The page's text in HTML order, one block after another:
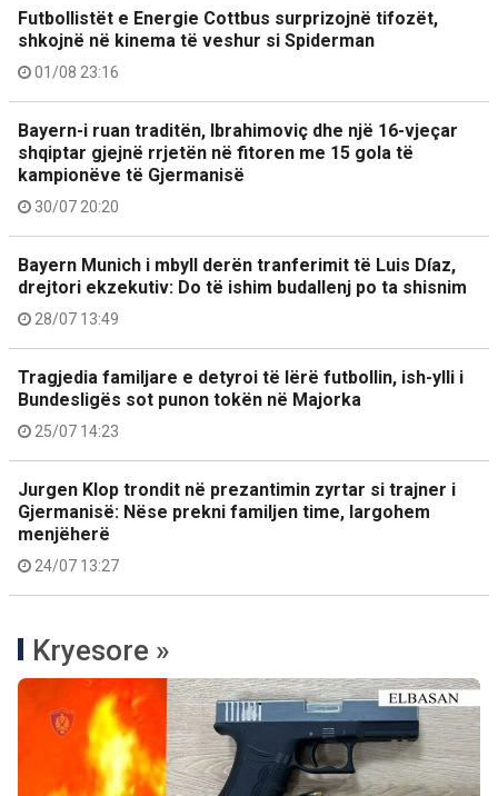
Futbollistët e Energie Cottbus surprizojnë tifozët,
shkojnë në kinema të veshur si Spiderman
01/08 23:16
Bayern-i ruan traditën, Ibrahimoviç dhe një 16-vjeçar
shqiptar gjejnë rrjetën në fitoren me 15 gola të
kampionëve të Gjermanisë
30/07 20:20
Bayern Munich i mbyll derën tranferimit të Luis Díaz,
drejtori ekzekutiv: Do të ishim budallenj po ta shisnim
28/07 13:49
Tragjedia familjare e detyroi të lërë futbollin, ish-ylli i
Bundesligës sot punon tokën në Majorka
25/07 14:23
Jurgen Klop trondit në prezantimin zyrtar si trajner i
Gjermanisë: Nëse prekni familjen time, largohem
menjëherë
24/07 13:27
Kryesore »